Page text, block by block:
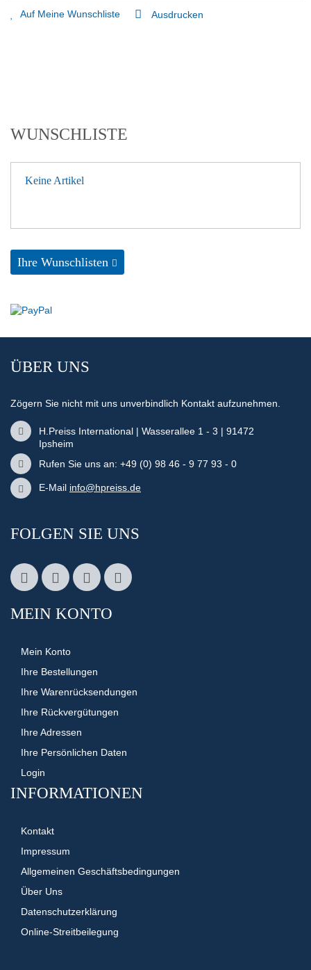
Auf Meine Wunschliste Ausdrucken
WUNSCHLISTE
Keine Artikel
Ihre Wunschlisten
ÜBER UNS
Zögern Sie nicht mit uns unverbindlich Kontakt aufzunehmen.
H.Preiss International | Wasserallee 1 - 3 | 91472
Ipsheim
Rufen Sie uns an: +49 (0) 98 46 - 9 77 93 - 0
E-Mail info@hpreiss.de
FOLGEN SIE UNS
MEIN KONTO
Mein Konto
Ihre Bestellungen
Ihre Warenrücksendungen
Ihre Rückvergütungen
Ihre Adressen
Ihre Persönlichen Daten
Login
INFORMATIONEN
Kontakt
Impressum
Allgemeinen Geschäftsbedingungen
Über Uns
Datenschutzerklärung
Online-Streitbeilegung